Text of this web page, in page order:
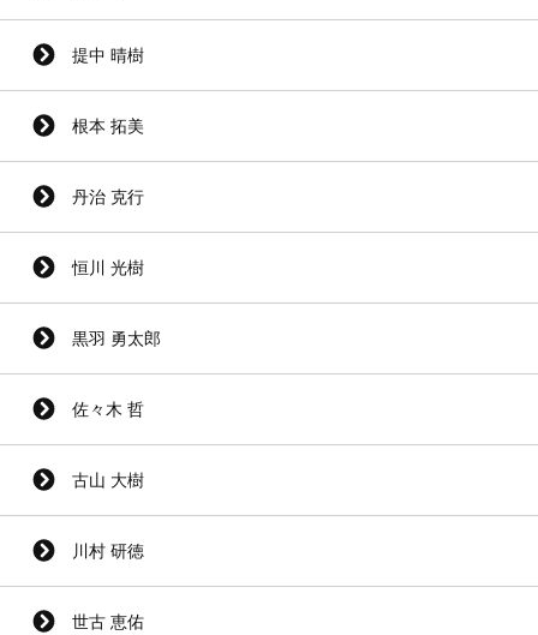
提中 晴樹
根本 拓美
丹治 克行
恒川 光樹
黒羽 勇太郎
佐々木 哲
古山 大樹
川村 研徳
世古 恵佑